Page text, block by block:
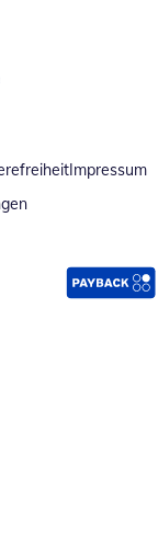
neuem Fenster
Impressum